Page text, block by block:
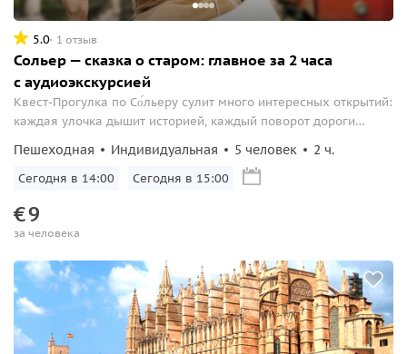
5.0 1 отзыв
Сольер — сказка о старом: главное за 2 часа
с аудиоэкскурсией
Квест-Прогулка по Со́льеру сулит много интересных открытий:
каждая улочка дышит историей, каждый поворот дороги
город назвали «золотой долиной» — именно так переводится
арабское слово «Sulliar», от которого и произошло название
Пешеходная Индивидуальная 5 человек 2 ч.
Сегодня в 14:00 Сегодня в 15:00
€9
за человека